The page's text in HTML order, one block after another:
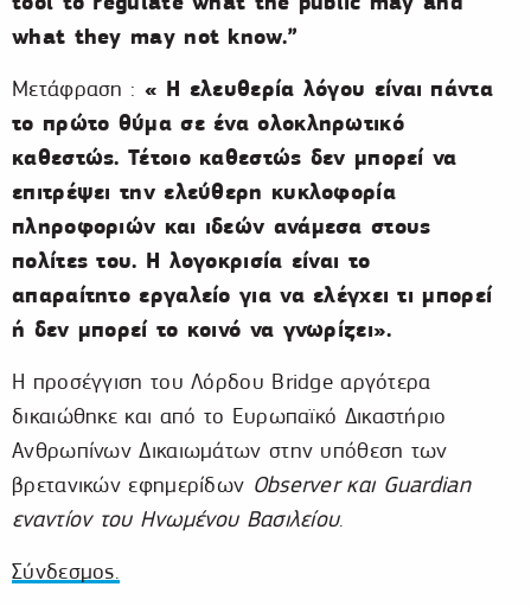
what they may not know.”
Μετάφραση : « Η ελευθερία λόγου είναι πάντα
το πρώτο θύμα σε ένα ολοκληρωτικό
καθεστώς. Τέτοιο καθεστώς δεν μπορεί να
επιτρέψει τηνελεύθερη κυκλοφορία
πληροφοριών και ιδεών ανάμεσα στους
πολίτες του. H λογοκρισία είναι το
απαραίτητο εργαλείο για να ελέγχει τι μπορεί
ή δεν μπορεί το κοινό να γνωρίζει».
Η προσέγγιση του Λόρδου Bridge αργότερα
δικαιώθηκε και από το Ευρωπαϊκό Δικαστήριο
Ανθρωπίνων Δικαιωμάτων στην υπόθεση των
βρετανικών εφημερίδων Observer και Guardian
εναντίον του Ηνωμένου Βασιλείου.
Σύνδεσμος.